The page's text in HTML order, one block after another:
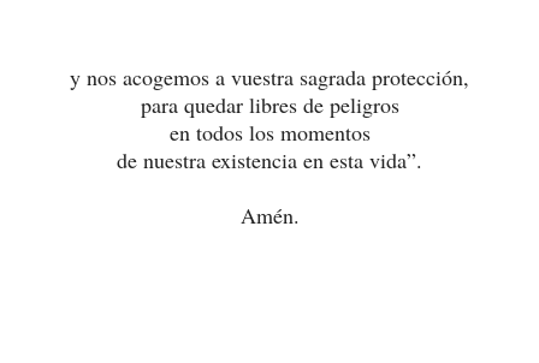
y nos acogemos a vuestra sagrada protección,
para quedar libres de peligros
en todos los momentos
de nuestra existencia en esta vida”.
Amén.